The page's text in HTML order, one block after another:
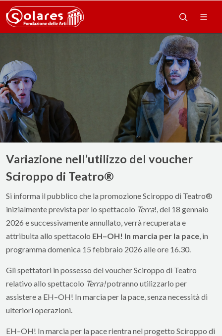
Variazione nell’utilizzo del voucher
Sciroppo di Teatro®
Si informa il pubblico che la promozione Sciroppo di Teatro®
inizialmente prevista per lo spettacolo Terra!, del 18 gennaio
2026 e successivamente annullato, verrà recuperata e
attribuita allo spettacolo EH–OH! In marcia per la pace, in
programma domenica 15 febbraio 2026 alle ore 16.30.
Gli spettatori in possesso del voucher Sciroppo di Teatro
relativo allo spettacolo Terra!potranno utilizzarlo per
assistere a EH–OH! In marcia per la pace, senza necessità di
ulteriori operazioni.
EH–OH! In marcia per la pace rientra nel progetto Sciroppo di